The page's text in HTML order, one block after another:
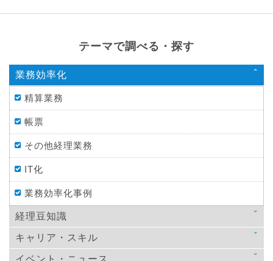
テーマで調べる・探す
業務効率化
精算業務
帳票
その他経理業務
IT化
業務効率化事例
経理豆知識
法律
キャリア・スキル
イベント・ニュース